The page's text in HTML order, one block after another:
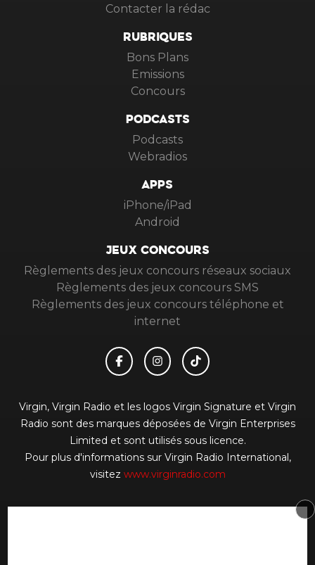
Contacter la rédac
RUBRIQUES
Bons Plans
Emissions
Concours
PODCASTS
Podcasts
Webradios
APPS
iPhone/iPad
Android
JEUX CONCOURS
Règlements des jeux concours réseaux sociaux
Règlements des jeux concours SMS
Règlements des jeux concours téléphone et
internet
Virgin, Virgin Radio et les logos Virgin Signature et Virgin
Radio sont des marques déposées de Virgin Enterprises
Limited et sont utilisés sous licence.
Pour plus d'informations sur Virgin Radio International,
visitez www.virginradio.com